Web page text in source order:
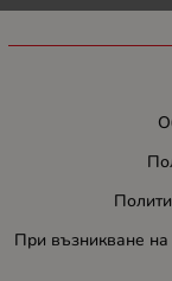
При възникване